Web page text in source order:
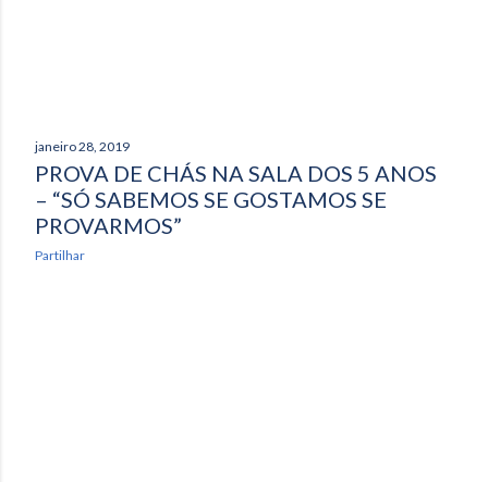
janeiro 28, 2019
PROVA DE CHÁS NA SALA DOS 5 ANOS
– “SÓ SABEMOS SE GOSTAMOS SE
PROVARMOS”
Partilhar